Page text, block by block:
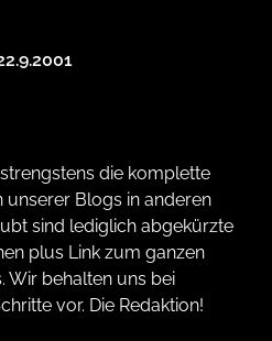
die komplette
unserer Blogs in anderen
sind lediglich abgekürzte
plus Link zum ganzen
Wir behalten uns bei
vor. Die Redaktion!